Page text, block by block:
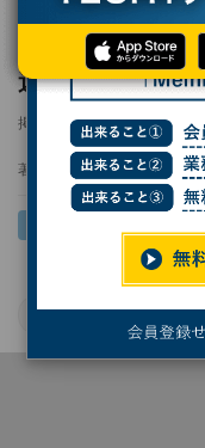
XRISM、スタ
運ぶ「銀河風」
掲載日 2026/04/24 11:26
著者： 波留久泉
宇宙 NASA